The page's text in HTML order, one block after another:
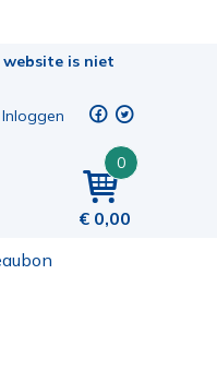
is niet
Inloggen
0
0,00